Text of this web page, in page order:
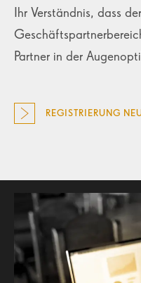
Ihr Verständnis, dass
Partner in der
REGISTRIERUNG